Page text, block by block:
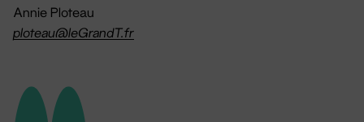
Annie Ploteau
ploteau@leGrandT.fr